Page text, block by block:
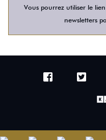
Vous pourrez utiliser le
newsletters